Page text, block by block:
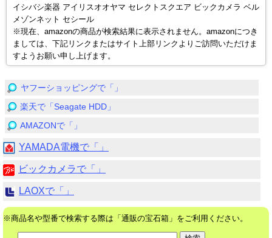
イシバシ楽器 アイリスオオヤマ セレクトスクエア ビックカメラ ベル
メゾンネット セシール
※現在、amazonの商品が検索結果に表示されません。amazonにつき
ましては、下記リンクまたはサイト上部リンクよりご訪問いただけま
すようお願い申し上げます。
ヤフーショッピングで「」
楽天で「Seagate HDD」
AMAZONで「」
YAMADA電機で「」
ビックカメラで「」
LAOXで「」
※商品名や型番で検索する際は「通販の宝石箱」をご利用ください。